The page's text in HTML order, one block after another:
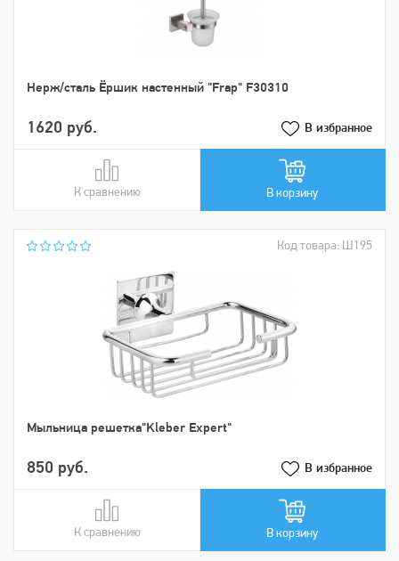
Нерж/сталь Ёршик настенный "Frap" F30310
1620 руб. В избранное
К сравнению
В сравнении В корзину
Код товара: Ш195
Мыльница решетка"Kleber Expert"
850 руб. В избранное
К сравнению
В сравнении В корзину